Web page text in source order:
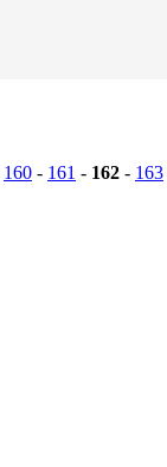
160 - 161 - 162 - 163